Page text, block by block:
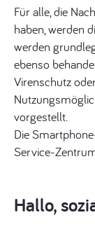
Für alle, die
haben, werden
werden
ebenso
Virenschutz
vorgestellt.
Die
Service-
Hallo,